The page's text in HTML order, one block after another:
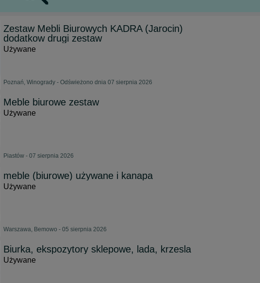
Zestaw Mebli Biurowych KADRA (Jarocin)
dodatkow drugi zestaw
Używane
Poznań, Winogrady - Odświeżono dnia 07 sierpnia 2026
Meble biurowe zestaw
Używane
Piastów - 07 sierpnia 2026
meble (biurowe) używane i kanapa
Używane
Warszawa, Bemowo - 05 sierpnia 2026
Biurka, ekspozytory sklepowe, lada, krzesla
Używane